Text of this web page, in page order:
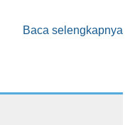
Baca selengkapnya